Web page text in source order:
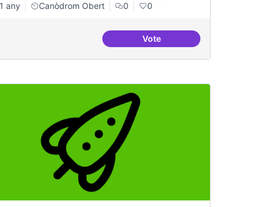
1 any
Canòdrom Obert 0 0
VoteBar obert, que sigui punt de